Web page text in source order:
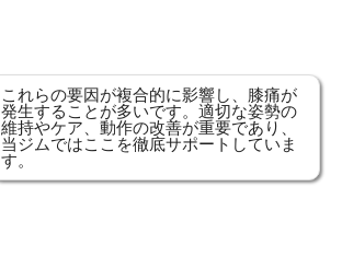
これらの要因が複合的に影響し、膝痛が
発生することが多いです。適切な姿勢の
維持やケア、動作の改善が重要であり、
当ジムではここを徹底サポートしていま
す。